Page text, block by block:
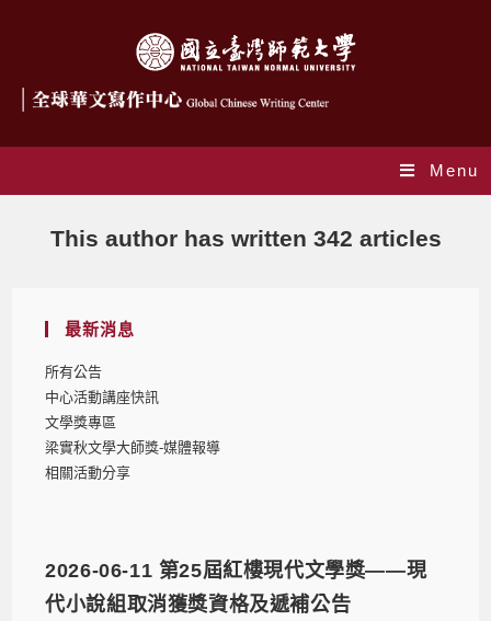
Menu
This author has written 342 articles
最新消息
所有公告
中心活動講座快訊
文學獎專區
梁實秋文學大師獎-媒體報導
相關活動分享
2026-06-11 第25屆紅樓現代文學獎——現
代小說組取消獲獎資格及遞補公告